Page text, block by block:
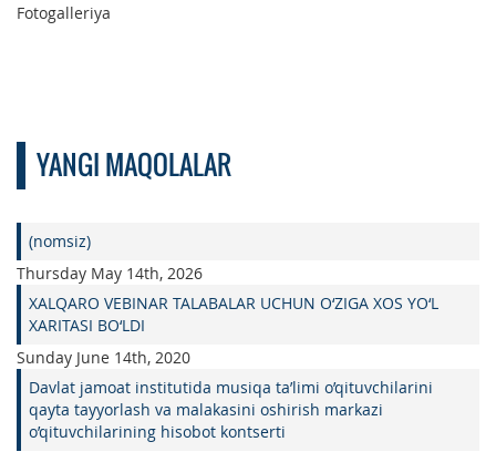
Fotogalleriya
YANGI MAQOLALAR
(nomsiz)
Thursday May 14th, 2026
XALQARO VEBINAR TALABALAR UCHUN O‘ZIGA XOS YO‘L
XARITASI BO‘LDI
Sunday June 14th, 2020
Davlat jamoat institutida musiqa ta’limi o’qituvchilarini
qayta tayyorlash va malakasini oshirish markazi
o’qituvchilarining hisobot kontserti